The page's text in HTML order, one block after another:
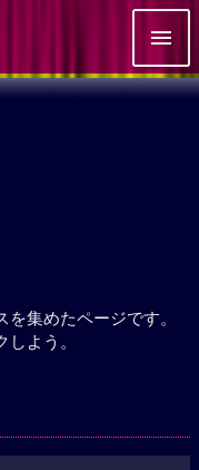
集めたページです。
よう。